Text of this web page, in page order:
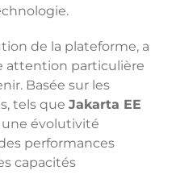
de la plateforme, a
attention particulière
Basée sur les
tels que Jakarta EE
une évolutivité
performances
capacités